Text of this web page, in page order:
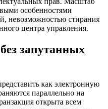
особенностями
невозможностью стирания
центра управления.
запутанных
как электронную
параллельно на
открыта всем